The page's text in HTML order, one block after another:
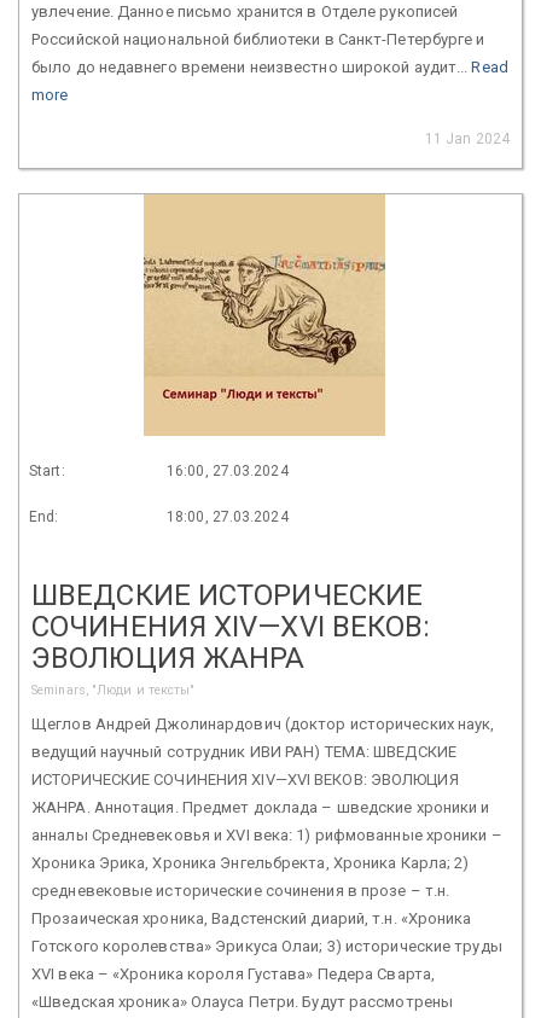
увлечение. Данное письмо хранится в Отделе рукописей
Российской национальной библиотеки в Санкт-Петербурге и
было до недавнего времени неизвестно широкой аудит...Read
more
11 Jan 2024
Start: 16:00, 27.03.2024
End: 18:00, 27.03.2024
ШВЕДСКИЕ ИСТОРИЧЕСКИЕ
СОЧИНЕНИЯ XIV—XVI ВЕКОВ:
ЭВОЛЮЦИЯ ЖАНРА
Seminars, "Люди и тексты"
Щеглов Андрей Джолинардович (доктор исторических наук,
ведущий научный сотрудник ИВИ РАН) ТЕМА: ШВЕДСКИЕ
ИСТОРИЧЕСКИЕ СОЧИНЕНИЯ XIV—XVI ВЕКОВ: ЭВОЛЮЦИЯ
ЖАНРА. Аннотация. Предмет доклада – шведские хроники и
анналы Средневековья и XVI века: 1) рифмованные хроники –
Хроника Эрика, Хроника Энгельбректа, Хроника Карла; 2)
средневековые исторические сочинения в прозе – т.н.
Прозаическая хроника, Вадстенский диарий, т.н. «Хроника
Готского королевства» Эрикуса Олаи; 3) исторические труды
XVI века – «Хроника короля Густава» Педера Сварта,
«Шведская хроника» Олауса Петри. Будут рассмотрены